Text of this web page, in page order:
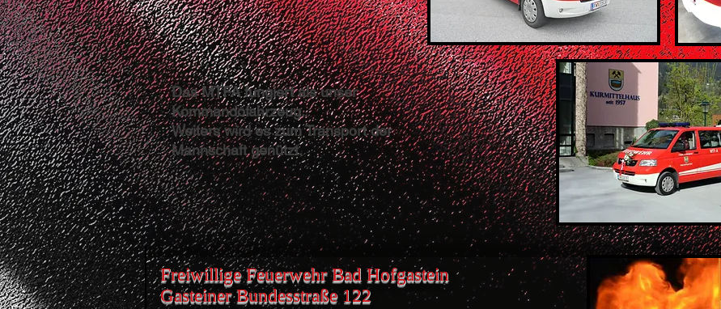
Das MTFA fungiert als unser
Kommandofahrzeug.
Weiters wird es zum Transport der
Mannschaft genützt.
Freiwillige Feuerwehr Bad Hofgastein
Gasteiner Bundesstraße 122